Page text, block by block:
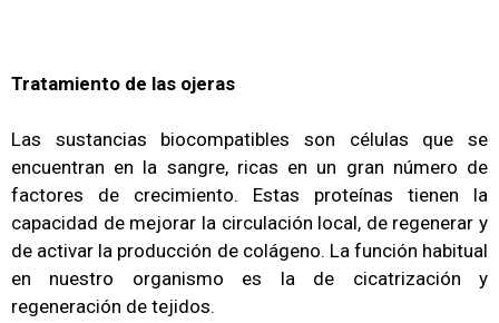
Tratamiento de las ojeras
Las sustancias biocompatibles son células que se
encuentran en la sangre, ricas en un gran número de
factores de crecimiento. Estas proteínas tienen la
capacidad de mejorar la circulación local, de regenerar y
de activar la producción de colágeno. La función habitual
en nuestro organismo es la de cicatrización y
regeneración de tejidos.